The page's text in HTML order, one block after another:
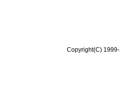
Copyright(C)